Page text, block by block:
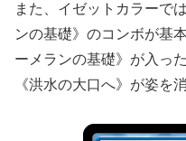
また、イゼットカラーで
ンの基礎》のコンボが基
ーメランの基礎》が入っ
《洪水の大口へ》が姿を